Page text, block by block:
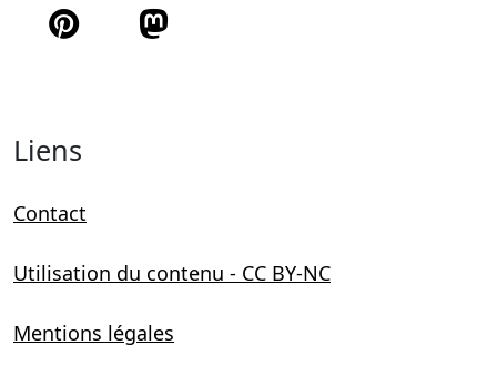
Suivez-moi sur
Liens
Contact
Utilisation du contenu - CC BY-NC
Mentions légales